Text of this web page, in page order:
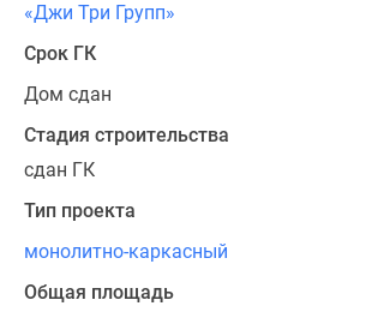
«Джи Три Групп»
Срок ГК
Дом сдан
Стадия строительства
сдан ГК
Тип проекта
монолитно-каркасный
Общая площадь